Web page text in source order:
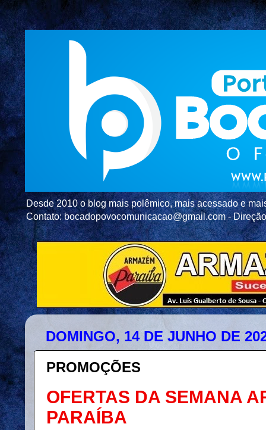
Desde 2010 o blog mais polêmico, mais acessado e
Contato: bocadopovocomunicacao@gmail.com -
DOMINGO, 14 DE JUNHO DE
PROMOÇÕES
OFERTAS DA SEMANA
PARAÍBA